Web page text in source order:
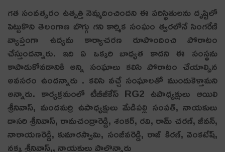
గత సంవత్సరం ఉత్పత్తి నెమ్మదించిందని ఈ పరిస్థితులను దృష్టిలో
పెట్టుకొని తెలంగాణ బొగ్గు గని కార్మిక సంఘం త్వరలోనే సింగరేణి
వ్యాప్తంగా ఉద్యమ కార్యాచరణ రూపొందించి పోరాటం
చేస్తుందన్నారు. ఇది ఏ ఒక్కరి బాధ్యత కాదని ఈ సంస్థను
కాపాడుకోవడానికి అన్ని సంఘాలు కలిసి పోరాటం చేయాల్సిన
అవసరం ఉందన్నారు . కలిసి వచ్చే సంఘాలతో ముందుకెళ్తామని
అన్నారు. కార్యక్రమంలో టీబీజీకేస్ RG2 ఉపాధ్యక్షులు ఆయిలి
శ్రీనివాస్, మందమర్రి ఉపాధ్యక్షులు మేడిపల్లి సంపత్, నాయకులు
దాసరి శ్రీనివాస్, రామచంద్రారెడ్డి, శంకర్, రవి, రామ్ చరణ్, జీవన్,
నారాయణరెడ్డి, కుమారస్వామి, సంజీవరెడ్డి, రాజ్ కిరణ్, వెంకటేష్,
నక్క శ్రీనివాస్,, నాయకులు పాల్గొన్నారు